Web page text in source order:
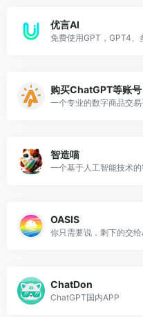
优言AI
购买ChatGPT等账号
智造喵
一个基于人工智能技术
OASIS
你只需要说，剩下的交给
ChatDon
ChatGPT国内APP